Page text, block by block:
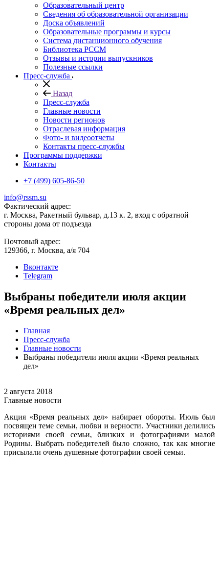
Образовательный центр
Сведения об образовательной организации
Доска объявлений
Образовательные программы и курсы
Система дистанционного обучения
Библиотека РССМ
Отзывы и истории выпускников
Полезные ссылки
Пресс-служба
Назад
Пресс-служба
Главные новости
Новости регионов
Отраслевая информация
Фото- и видеоотчеты
Контакты пресс-службы
Программы поддержки
Контакты
+7 (499) 605-86-50
info@rssm.su
Фактический адрес:
г. Москва, Ракетный бульвар, д.13 к. 2, вход с обратной
стороны дома от подъезда
Почтовый адрес:
129366, г. Москва, а/я 704
Вконтакте
Telegram
Выбраны победители июля акции
«Время реальных дел»
Главная
Пресс-служба
Главные новости
Выбраны победители июля акции «Время реальных
дел»
2 августа 2018
Главные новости
Акция «Время реальных дел» набирает обороты. Июль был
посвящен теме семьи, любви и верности. Участники делились
историями своей семьи, близких и фотографиями малой
Родины. Выбрать победителей было сложно, так как многие
присылали очень душевные фотографии своей семьи.